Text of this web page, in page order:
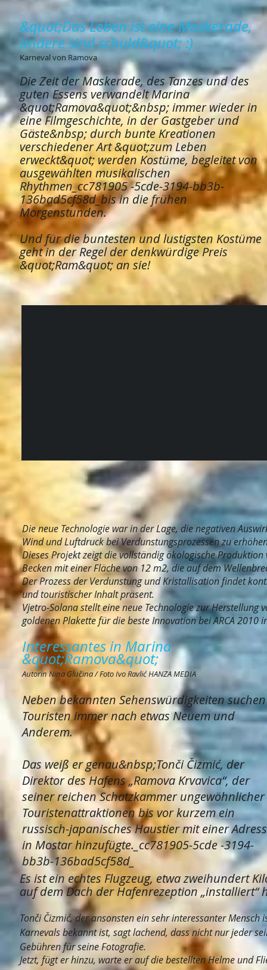
&quot;Das Leben ist eine Maskerade,
andere sind schuld&quot; :)
Karneval von Ramova
Die Zeit der Maskerade, des Tanzes und des
guten Essens verwandelt Marina
&quot;Ramova&quot;&nbsp; immer wieder in
eine Filmgeschichte, in der Gastgeber und
Gäste&nbsp; durch bunte Kreationen
verschiedener Art &quot;zum Leben
erweckt&quot; werden Kostüme, begleitet von
ausgewählten musikalischen
Rhythmen_cc781905 -5cde-3194-bb3b-
136bad5cf58d_bis in die frühen
Morgenstunden.
Und für die buntesten und lustigsten Kostüme
geht in der Regel der denkwürdige Preis
&quot;Ram&quot; an sie!
Die neue Technologie war in der Lage, die negativen
Wind und Luftdruck bei Verdunstungsprozessen zu
Dieses Projekt zeigt die vollständig ökologische
Becken mit einer Fläche von 12 m2, die auf dem
Der Prozess der Verdunstung und Kristallisation findet
und touristischer Inhalt präsent.
Vjetro-Solana stellt eine neue Technologie zur Herstellung
goldenen Plakette für die beste Innovation bei ARCA 2010
Interessantes in Marina
&quot;Ramova&quot;
Autorin Nina Glučina / Foto Ivo Ravlić HANZA MEDIA
Neben bekannten Sehenswürdigkeiten suchen
Touristen immer nach etwas Neuem und
Anderem.
Das weiß er genau&nbsp;Tonči Čizmić, der
Direktor des Hafens „Ramova Krvavica“, der
seiner reichen Schatzkammer ungewöhnlicher
Touristenattraktionen bis vor kurzem ein
russisch-japanisches Haustier mit einer
in Mostar hinzufügte._cc781905-5cde -3194-
bb3b-136bad5cf58d_
Es ist ein echtes Flugzeug, etwa zweihundert
auf dem Dach der Hafenrezeption „installiert“
Tonči Čizmić, der ansonsten ein sehr interessanter
Karnevals bekannt ist, sagt lachend, dass nicht nur jeder
Gebühren für seine Fotografie.
Jetzt, fügt er hinzu, warte er auf die bestellten Helme und